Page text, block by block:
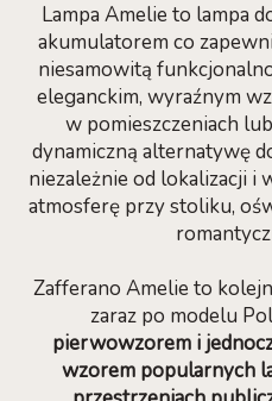
Lampa Amelie to lampa
akumulatorem co
niesamowitą
eleganckim, wyraźnym
w pomieszczeniach
dynamiczną alternatywę
niezależnie od lokalizacji i
atmosferę przy stoliku,
Zafferano Amelie to
zaraz po modelu
pierwowzorem i
wzorem popularnych